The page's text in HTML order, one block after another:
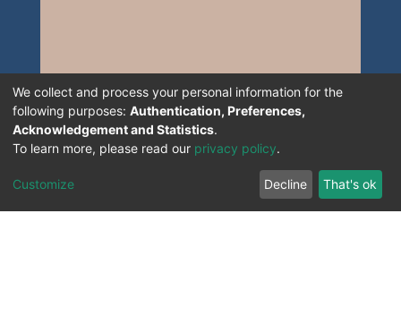
We collect and process your personal information for the
following purposes: Authentication, Preferences,
Acknowledgement and Statistics.
To learn more, please read our privacy policy.
Customize Decline That's ok